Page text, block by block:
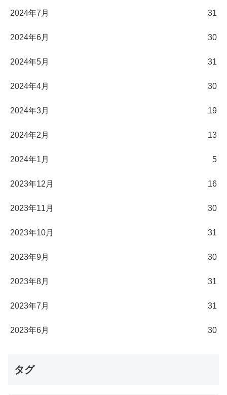
2024年7月 31
2024年6月 30
2024年5月 31
2024年4月 30
2024年3月 19
2024年2月 13
2024年1月 5
2023年12月 16
2023年11月 30
2023年10月 31
2023年9月 30
2023年8月 31
2023年7月 31
2023年6月 30
タグ